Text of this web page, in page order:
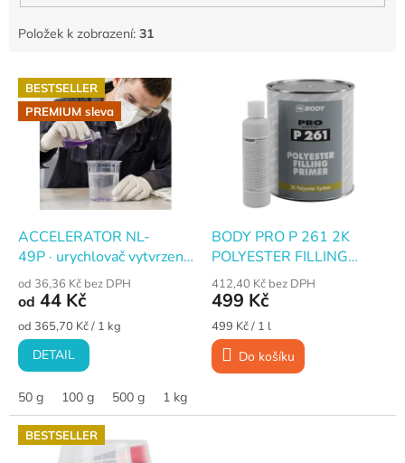
Položek k zobrazení: 31
V
p
d
BESTSELLER
PREMIUM sleva
ACCELERATOR NL-
49P · urychlovač vytvrzení
PES a VES
pryskyřic · kobalt 1%
od 36,36 Kč bez DPH
od 44 Kč
Měrná
cena:
od 365,70 Kč / 1 kg
DETAIL
50 g 100 g 500 g 1 kg
BODY PRO P 261 2K
POLYESTER FILLING
PRIMER stříkací základový
plnič a tmel, žlutý, 1 l
412,40 Kč bez DPH
499 Kč
Měrná
cena:
499 Kč / 1 l
Do košíku
BESTSELLER